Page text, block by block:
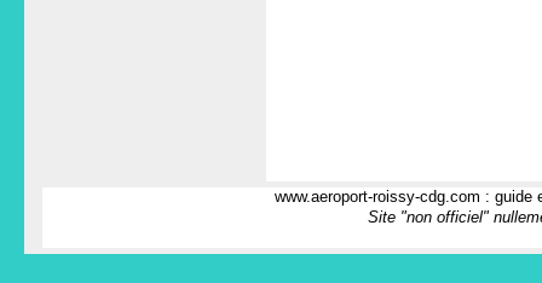
www.aeroport-roissy-cdg.com :
Site "non officiel"